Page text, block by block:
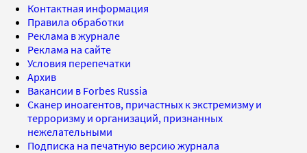
Контактная информация
Правила обработки
Реклама в журнале
Реклама на сайте
Условия перепечатки
Архив
Вакансии в Forbes Russia
Сканер иноагентов, причастных к экстремизму и
терроризму и организаций, признанных
нежелательными
Подписка на печатную версию журнала